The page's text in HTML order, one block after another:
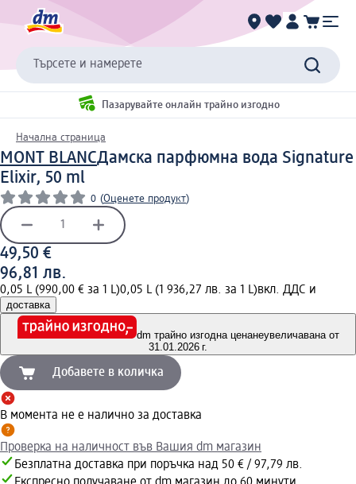
Търсете и намерете
Пазарувайте онлайн трайно изгодно
Начална страница
MONT BLANCДамска парфюмна вода Signature
Elixir, 50 ml
0 (Оценете продукт)
49,50 €
96,81 лв.
0,05 L (990,00 € за 1 L)0,05 L (1 936,27 лв. за 1 L)вкл. ДДС и
доставка
dm трайно изгодна ценанеувеличавана от
31.01.2026 г.
Добавете в количка
В момента не е налично за доставка
Проверка на наличност във Вашия dm магазин
Безплатна доставка при поръчка над 50 € / 97,79 лв.